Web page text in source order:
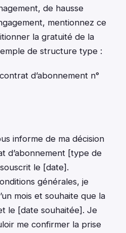
de hausse
mentionnez ce
la gratuité de la
de structure type :
d’abonnement n°
informe de ma décision
d’abonnement [type de
le [date].
générales, je
mois et souhaite que la
le [date souhaitée]. Je
me confirmer la prise